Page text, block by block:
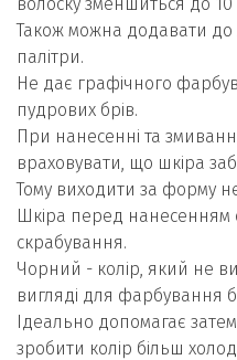
Також можна додавати до
палітри.
Не дає графічного
пудрових брів.
При нанесенні та
враховувати, що шкіра
Тому виходити за форму
Шкіра перед нанесенням
скрабування.
Чорний - колір, який не
вигляді для фарбування
Ідеально допомагає
зробити колір більш